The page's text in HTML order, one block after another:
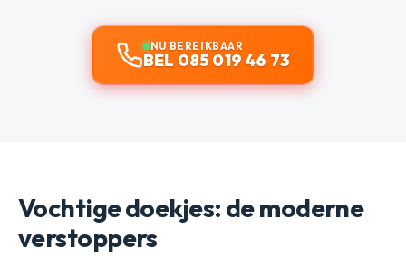
NU BEREIKBAAR
BEL 085 019 46 73
Vochtige doekjes: de moderne
verstoppers